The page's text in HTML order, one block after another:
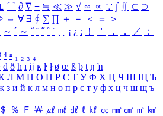
⌒ ∂ ∇ ≡ ≒ ≪ ≫ √ ∽ ∝ ∵ ∫ ∬ ∈ ∋
⇔ ∀ ∃ ∮ ∑ ∏ ＋ － ＜ ＝
＞
∼ ´ ～ ˇ ˘ ˝ ˚ ˙ ¸ ¡ ¿ ː ！ ＇ ， ． ／
：
⁴ ⁿ ₁ ₂ ₃ ₄
đ ð ħ ı ĳ ĸ ŀ ł ø œ ß þ ŧ ŋ ŉ
Л М Н О П Р С Т У Ф Х Ц Ч Ш Щ Ъ
з и й к л м н о п р с т у ф х ц ч ш щ ъ
＄ ％ Ｆ ￦ ㎕ ㎖ ㎗ ℓ ㎘ ㏄ ㎣ ㎤ ㎥ ㎦